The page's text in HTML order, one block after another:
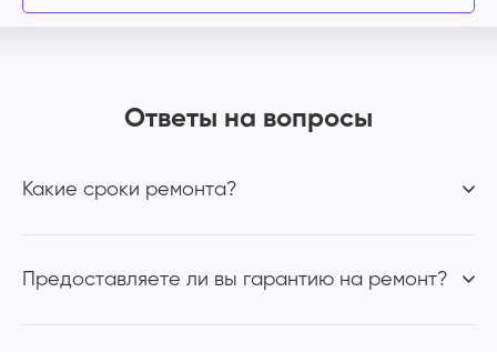
Ответы на вопросы
Какие сроки ремонта?
Предоставляете ли вы гарантию на ремонт?